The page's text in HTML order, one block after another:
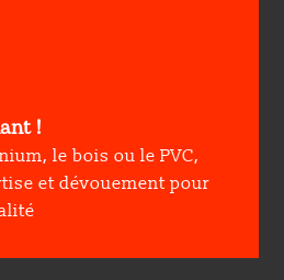
!
le bois ou le PVC,
et dévouement pour